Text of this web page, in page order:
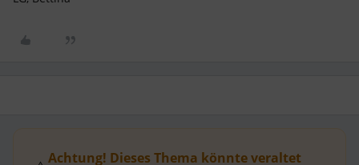
Achtung! Dieses Thema könnte veraltet